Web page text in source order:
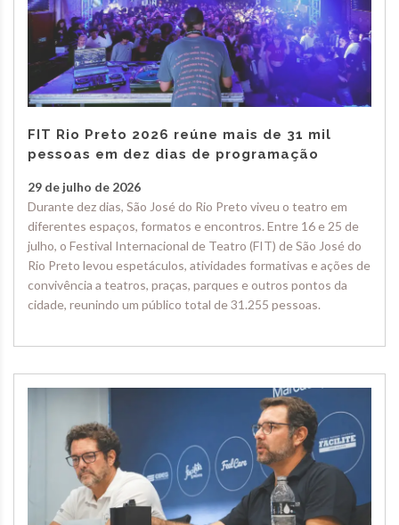
FIT Rio Preto 2026 reúne mais de 31 mil
pessoas em dez dias de programação
29 de julho de 2026
Durante dez dias, São José do Rio Preto viveu o teatro em
diferentes espaços, formatos e encontros. Entre 16 e 25 de
julho, o Festival Internacional de Teatro (FIT) de São José do
Rio Preto levou espetáculos, atividades formativas e ações de
convivência a teatros, praças, parques e outros pontos da
cidade, reunindo um público total de 31.255 pessoas.